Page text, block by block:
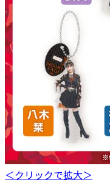
＜クリックで拡大＞